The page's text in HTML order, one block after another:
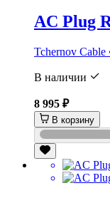
AC Plug
Tchernov Cable
В наличии
8 995 ₽
В корзину